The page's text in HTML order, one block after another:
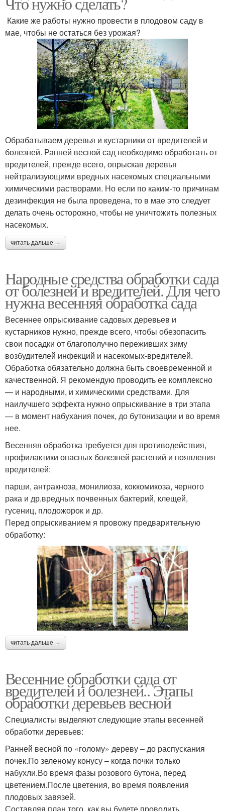
Какие же работы нужно провести в плодовом саду в
мае, чтобы не остаться без урожая?
Обрабатываем деревья и кустарники от вредителей и
болезней. Ранней весной сад необходимо обработать от
вредителей, прежде всего, опрыскав деревья
нейтрализующими вредных насекомых специальными
химическими растворами. Но если по каким-то причинам
дезинфекция не была проведена, то в мае это следует
делать очень осторожно, чтобы не уничтожить полезных
насекомых.
читать дальше →
Народные средства обработки сада
от болезней и вредителей. Для чего
нужна весенняя обработка сада
Весеннее опрыскивание садовых деревьев и
кустарников нужно, прежде всего, чтобы обезопасить
свои посадки от благополучно переживших зиму
возбудителей инфекций и насекомых-вредителей.
Обработка обязательно должна быть своевременной и
качественной. Я рекомендую проводить ее комплексно
— и народными, и химическими средствами. Для
наилучшего эффекта нужно опрыскивание в три этапа
— в момент набухания почек, до бутонизации и во время
нее.
Весенняя обработка требуется для противодействия,
профилактики опасных болезней растений и появления
вредителей:
парши, антракноза, монилиоза, коккомикоза, черного
рака и др.вредных почвенных бактерий, клещей,
гусениц, плодожорок и др.
Перед опрыскиванием я провожу предварительную
обработку:
читать дальше →
Весенние обработки сада от
вредителей и болезней.. Этапы
обработки деревьев весной
Специалисты выделяют следующие этапы весенней
обработки деревьев:
Ранней весной по «голому» дереву – до распускания
почек.По зеленому конусу – когда почки только
набухли.Во время фазы розового бутона, перед
цветением.После цветения, во время появления
плодовых завязей.
Составляя план того, как вы будете проводить